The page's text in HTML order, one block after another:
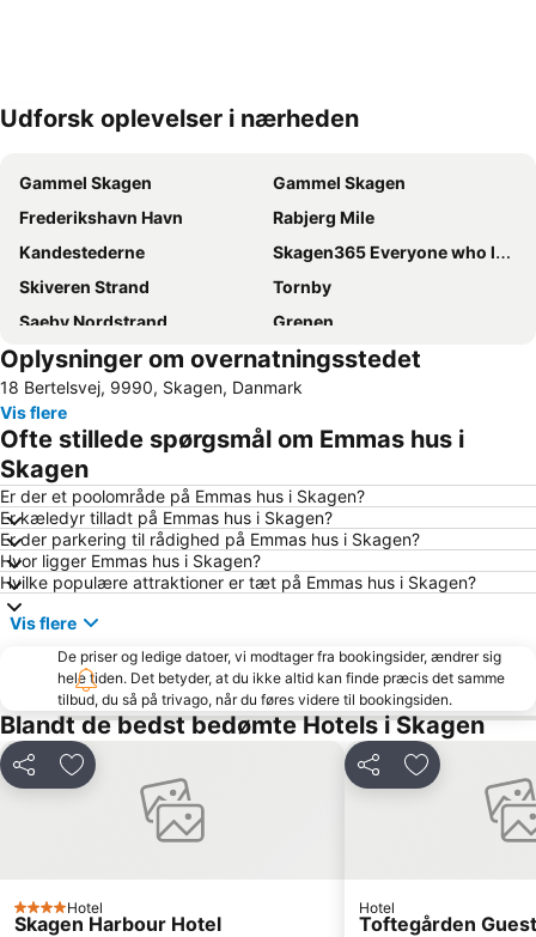
Udvid kort
Udforsk oplevelser i nærheden
Gammel Skagen
Gammel Skagen
Frederikshavn Havn
Rabjerg Mile
Kandestederne
Skagen365 Everyone who loves Skagen meets at Grenen
Skiveren Strand
Tornby
Saeby Nordstrand
Grenen
Skagen festival
Palmenstrand
Bunken Strand
Frederikshavn Station
Skagen Food & Design Market
Bratten Strand
Kjul
Skaw Cup
AHR Expo
Oplysninger om overnatningsstedet
18 Bertelsvej, 9990, Skagen, Danmark
Vis flere
Ofte stillede spørgsmål om Emmas hus i
Skagen
Er der et poolområde på Emmas hus i Skagen?
Er kæledyr tilladt på Emmas hus i Skagen?
Er der parkering til rådighed på Emmas hus i Skagen?
Hvor ligger Emmas hus i Skagen?
Hvilke populære attraktioner er tæt på Emmas hus i Skagen?
Vis flere
De priser og ledige datoer, vi modtager fra bookingsider, ændrer sig
hele tiden. Det betyder, at du ikke altid kan finde præcis det samme
tilbud, du så på trivago, når du føres videre til bookingsiden.
Blandt de bedst bedømte Hotels i Skagen
Del Føj til favoritter
4 Stjerner
Hotel
Skagen Harbour Hotel
Del Føj til
Hotel
Toftegården